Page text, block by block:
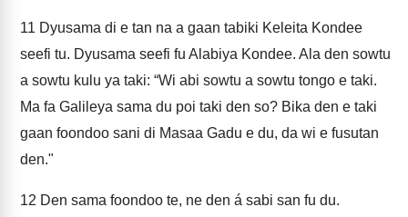
11 Dyusama di e tan na a gaan tabiki Keleita Kondee
seefi tu. Dyusama seefi fu Alabiya Kondee. Ala den sowtu
a sowtu kulu ya taki: “Wi abi sowtu a sowtu tongo e taki.
Ma fa Galileya sama du poi taki den so? Bika den e taki
gaan foondoo sani di Masaa Gadu e du, da wi e fusutan
den."
12 Den sama foondoo te, ne den á sabi san fu du.